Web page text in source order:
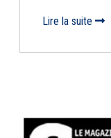
Lire la suite